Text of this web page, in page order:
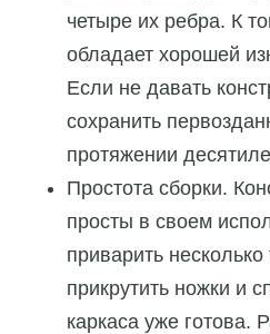
четыре их ребра. К
обладает хорошей
Если не давать
сохранить
протяжении
Простота сборки.
просты в своем
приварить
прикрутить ножки и
каркаса уже готова.